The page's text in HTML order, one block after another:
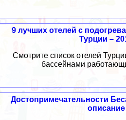
9 лучших отелей с
Турции –
Смотрите список отелей
бассейнами
Достопримечательности
описание